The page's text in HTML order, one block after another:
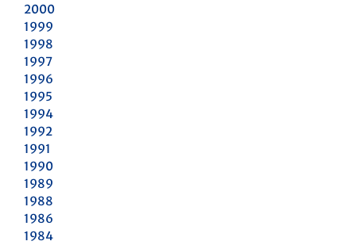
2000
1999
1998
1997
1996
1995
1994
1992
1991
1990
1989
1988
1986
1984